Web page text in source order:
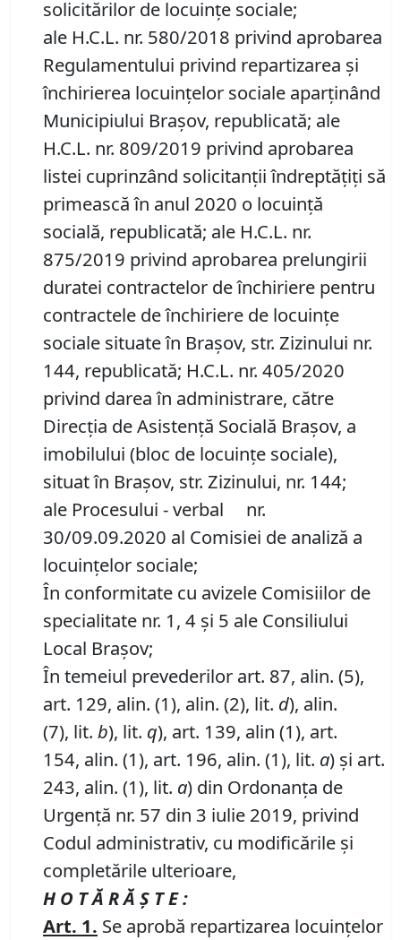
solicitărilor de locuinţe sociale;
ale H.C.L. nr. 580/2018 privind aprobarea
Regulamentului privind repartizarea şi
închirierea locuinţelor sociale aparţinând
Municipiului Braşov, republicată; ale
H.C.L. nr. 809/2019 privind aprobarea
listei cuprinzând solicitanții îndreptățiți să
primească în anul 2020 o locuință
socială, republicată; ale H.C.L. nr.
875/2019 privind aprobarea prelungirii
duratei contractelor de închiriere pentru
contractele de închiriere de locuințe
sociale situate în Brașov, str. Zizinului nr.
144, republicată; H.C.L. nr. 405/2020
privind darea în administrare, către
Direcția de Asistenţă Socială Brașov, a
imobilului (bloc de locuinţe sociale),
situat în Brașov, str. Zizinului, nr. 144;
ale Procesului - verbal nr.
30/09.09.2020 al Comisiei de analiză a
locuințelor sociale;
În conformitate cu avizele Comisiilor de
specialitate nr. 1, 4 și 5 ale Consiliului
Local Brașov;
În temeiul prevederilor art. 87, alin. (5),
art. 129, alin. (1), alin. (2), lit. d), alin.
(7), lit. b), lit. q), art. 139, alin (1), art.
154, alin. (1), art. 196, alin. (1), lit. a) și art.
243, alin. (1), lit. a) din Ordonanța de
Urgență nr. 57 din 3 iulie 2019, privind
Codul administrativ, cu modificările și
completările ulterioare,
H O T Ă R Ă Ş T E :
Art. 1. Se aprobă repartizarea locuinţelor